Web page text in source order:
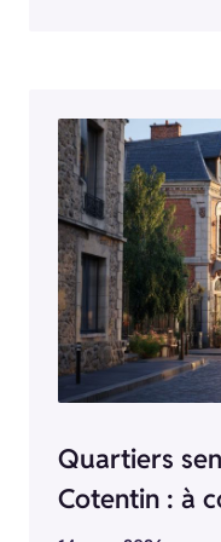
Quartiers
Cotentin : à